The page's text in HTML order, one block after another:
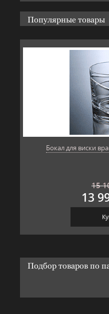
Популярные товары
Бокал для виски
15
13
Подбор товаров по